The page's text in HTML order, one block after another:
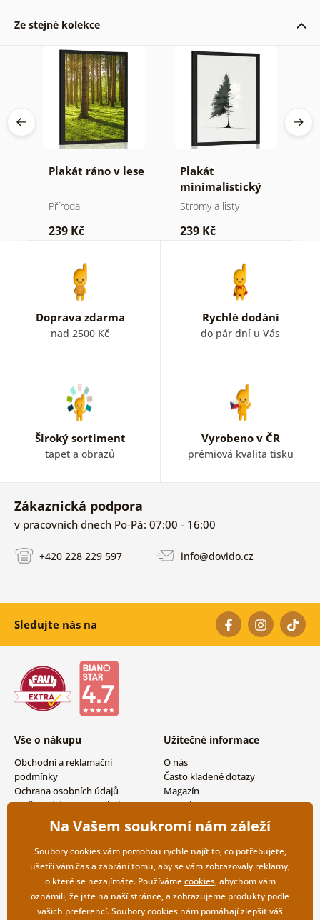
Ze stejné kolekce
Plakát ráno v lese
Příroda
239 Kč
Plakát
minimalistický
jehličnatý strom
Stromy a listy
239 Kč
Doprava zdarma
nad 2500 Kč
Rychlé dodání
do pár dní u Vás
Široký sortiment
tapet a obrazů
Vyrobeno v ČR
prémiová kvalita tisku
Zákaznická podpora
v pracovních dnech Po-Pá: 07:00 - 16:00
+420 228 229 597 info@dovido.cz
Sledujte nás na
Vše o nákupu
Obchodní a reklamační
podmínky
Ochrana osobních údajů
Možnosti dopravy a platby
Vrácení zboží
Užitečné informace
O nás
Často kladené dotazy
Magazín
Kontakty
Velkoobchodní spolupráce
Na Vašem soukromí nám záleží
Soubory cookies vám pomohou rychle najít to, co potřebujete,
ušetří vám čas a zabrání tomu, aby se vám zobrazovaly reklamy,
o které se nezajímáte. Používámecookies, abychom vám
oznámili, že jste na naší stránce, a zobrazujeme produkty podle
vašich preferencí. Soubory cookies nám pomáhají zlepšit váš